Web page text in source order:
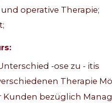
operative Therapie;
-ose zu - itis
Therapie
Kunden bezüglich